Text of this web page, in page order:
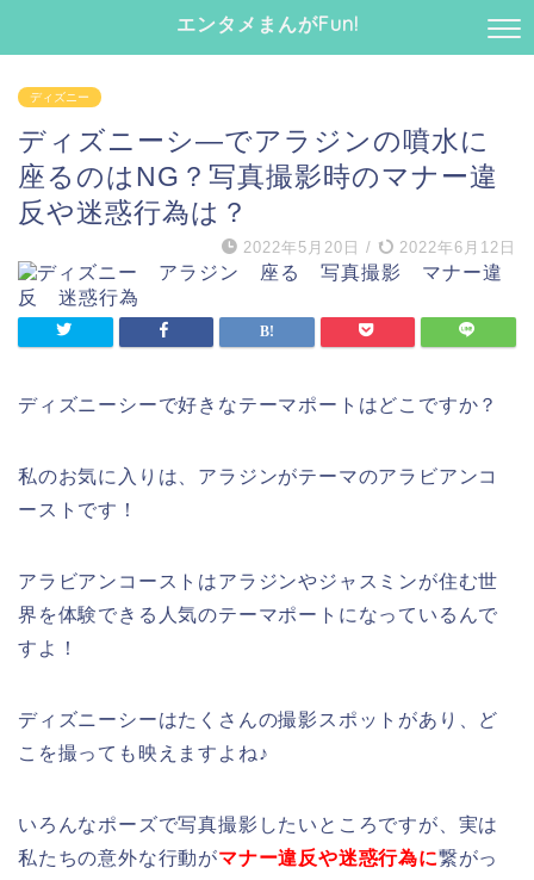
エンタメまんがFun!
ディズニー
ディズニーシ―でアラジンの噴水に
座るのはNG？写真撮影時のマナー違
反や迷惑行為は？
2022年5月20日 / 2022年6月12日
ディズニーシーで好きなテーマポートはどこですか？
私のお気に入りは、アラジンがテーマのアラビアンコ
ーストです！
アラビアンコーストはアラジンやジャスミンが住む世
界を体験できる人気のテーマポートになっているんで
すよ！
ディズニーシーはたくさんの撮影スポットがあり、ど
こを撮っても映えますよね♪
いろんなポーズで写真撮影したいところですが、実は
私たちの意外な行動がマナー違反や迷惑行為に繋がっ